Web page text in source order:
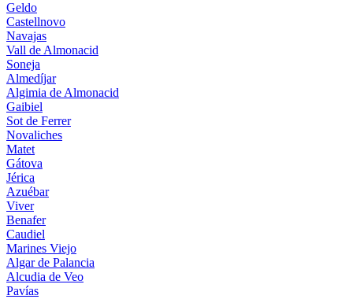
Geldo
Castellnovo
Navajas
Vall de Almonacid
Soneja
Almedíjar
Algimia de Almonacid
Gaibiel
Sot de Ferrer
Novaliches
Matet
Gátova
Jérica
Azuébar
Viver
Benafer
Caudiel
Marines Viejo
Algar de Palancia
Alcudia de Veo
Pavías